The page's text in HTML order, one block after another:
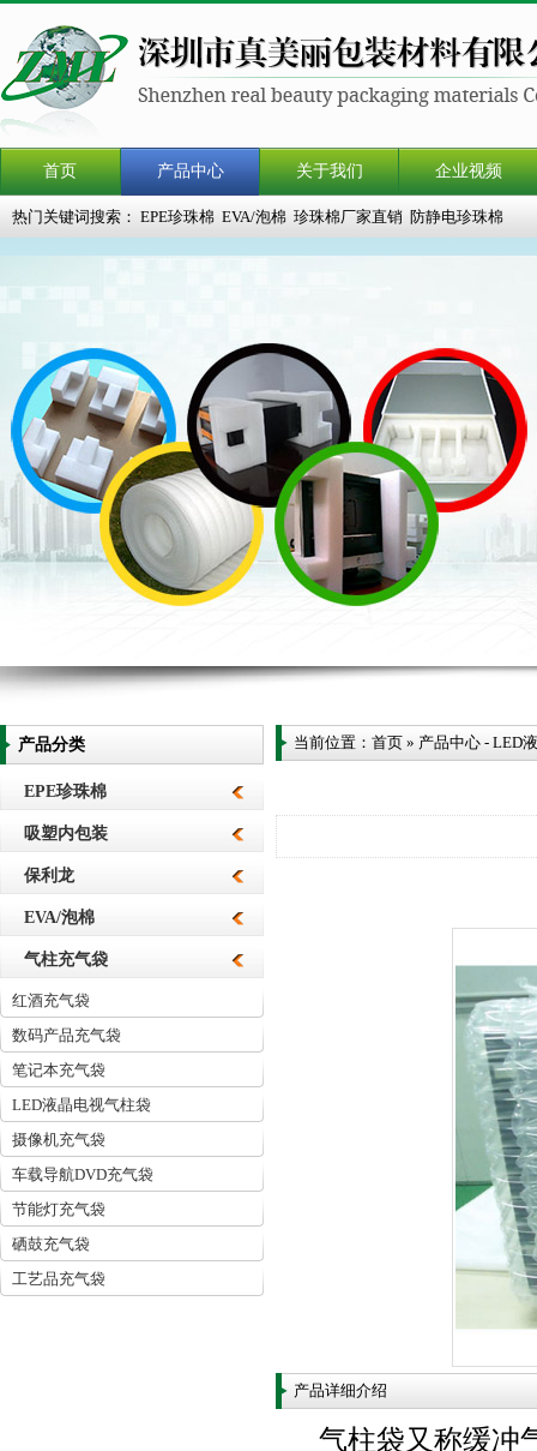
首页 产品中心 关于我们 企业视频
热门关键词搜索： EPE珍珠棉 EVA/泡棉 珍珠棉厂家直销 防静电珍珠棉
产品分类
EPE珍珠棉
吸塑内包装
保利龙
EVA/泡棉
气柱充气袋
红酒充气袋
数码产品充气袋
笔记本充气袋
LED液晶电视气柱袋
摄像机充气袋
车载导航DVD充气袋
节能灯充气袋
硒鼓充气袋
工艺品充气袋
当前位置： 首页 » 产品中心 - LED
产品详细介绍
气柱袋又称缓冲